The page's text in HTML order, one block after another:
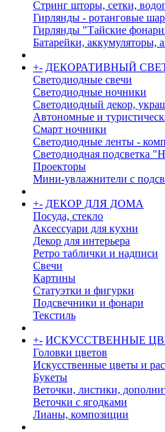
Стринг шторы, сетки,
Гирлянды - ротанговые
Гирлянды "Тайские
Батарейки, аккумуляторы,
+- ДЕКОРАТИВНЫЙ
Светодиодные свечи
Светодиодные ночники
Светодиодный декор,
Автономные и
Смарт ночники
Светодиодные ленты -
Светодиодная подсветка
Проекторы
Мини-увлажнители с
+- ДЕКОР ДЛЯ ДОМА
Посуда, стекло
Аксессуари для кухни
Декор для интерьера
Ретро таблички и надписи
Свечи
Картины
Статуэтки и фигурки
Подсвечники и фонари
Текстиль
+- ИСКУССТВЕННЫЕ
Головки цветов
Искусственные цветы и
Букеты
Веточки, листики,
Веточки с ягодками
Лианы, композиции